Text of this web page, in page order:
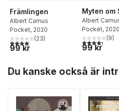
Främlingen
Albert Camus
Pocket, 2020
4,1utav 5 stjärnor. Totalt antal röster:
(23)
99 kr
Myten om
Albert
Pocket, 2020
4,3utav 5(9)
99 kr
Du kanske också är